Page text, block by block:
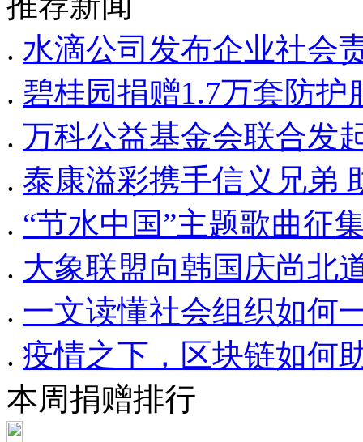
. 水滴公司发布企业社会
. 碧桂园捐赠1.7万套防
. 万科公益基金会联合发
. 泰康溢彩携手信义兄弟
. “节水中国”主题歌曲征
. 大象联盟向韩国庆尚北
. 一文读懂社会组织如何
. 疫情之下，区块链如何
本周捐赠排行